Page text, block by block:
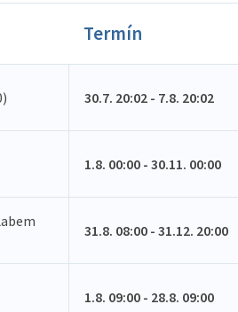
Termín
30.7. 20:02 - 7.8. 20:02
1.8. 00:00 - 30.11. 00:00
31.8. 08:00 - 31.12. 20:00
1.8. 09:00 - 28.8. 09:00